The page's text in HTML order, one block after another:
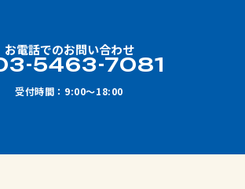
お電話でのお問い合わせ
5463-7081
受付時間：9:00～18:00